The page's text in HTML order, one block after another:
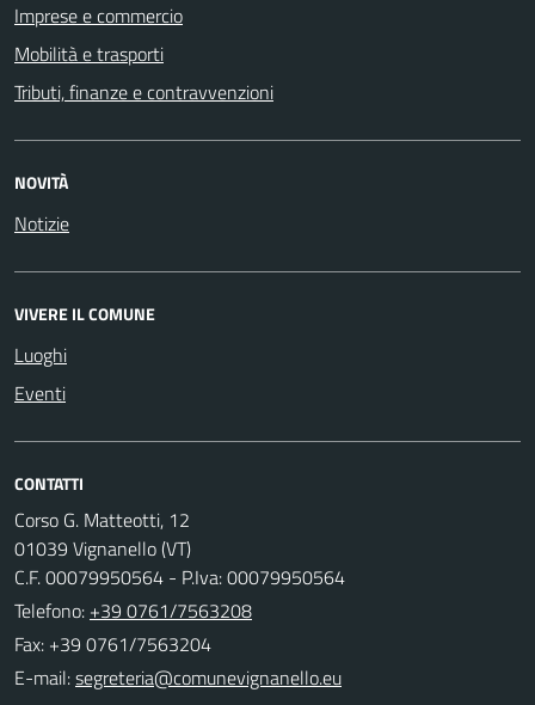
Imprese e commercio
Mobilità e trasporti
Tributi, finanze e contravvenzioni
NOVITÀ
Notizie
VIVERE IL COMUNE
Luoghi
Eventi
CONTATTI
Corso G. Matteotti, 12
01039 Vignanello (VT)
C.F. 00079950564 - P.Iva: 00079950564
Telefono: +39 0761/7563208
Fax: +39 0761/7563204
E-mail: